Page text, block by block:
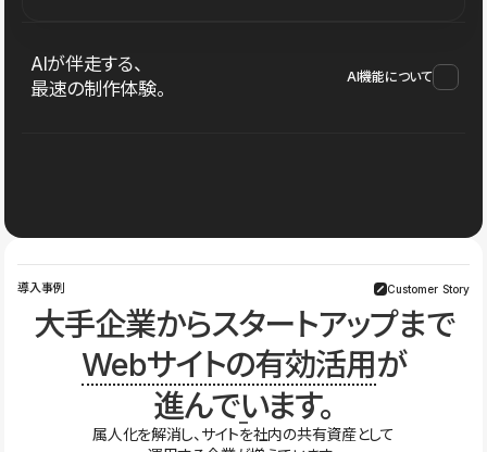
AIが伴走する、
最速の制作体験。
AI機能について
導入事例 Customer Story
大手企業からスタートアップまで
Webサイトの有効活用が
進んでいます。
属人化を解消し、サイトを社内の共有資産として